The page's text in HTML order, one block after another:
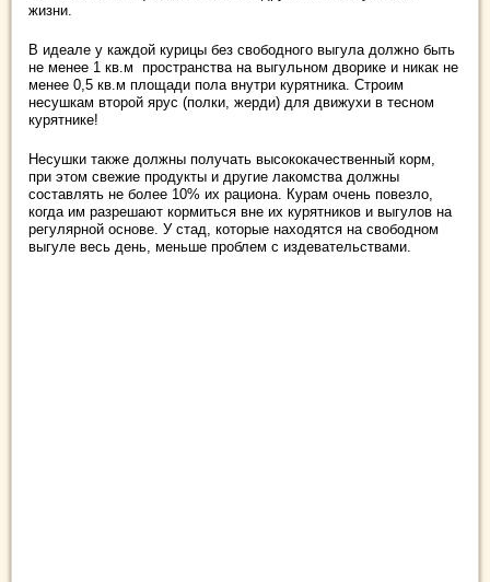
жизни.
В идеале у каждой курицы без свободного выгула должно быть
не менее 1 кв.м пространства на выгульном дворике и никак не
менее 0,5 кв.м площади пола внутри курятника. Строим
несушкам второй ярус (полки, жерди) для движухи в тесном
курятнике!
Несушки также должны получать высококачественный корм,
при этом свежие продукты и другие лакомства должны
составлять не более 10% их рациона. Курам очень повезло,
когда им разрешают кормиться вне их курятников и выгулов на
регулярной основе. У стад, которые находятся на свободном
выгуле весь день, меньше проблем с издевательствами.